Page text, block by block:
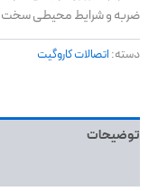
ضربه و شرایط محیطی
دسته: اتصالات کاروگیت
توضیحات